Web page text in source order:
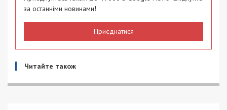
за останніми новинами!
Приєднатися
Читайте також